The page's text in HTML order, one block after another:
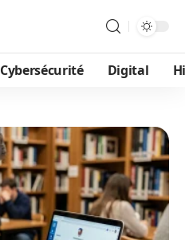
Cybersécurité Digital